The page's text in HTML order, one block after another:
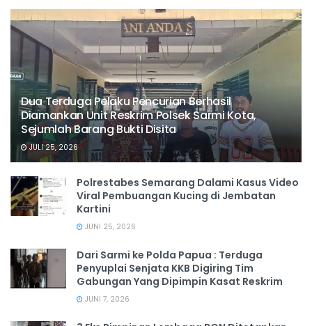
Dua Terduga Pelaku Pencurian Berhasil
Diamankan Unit Reskrim Polsek Sarmi Kota,
Sejumlah Barang Bukti Disita
JULI 25, 2026
Polrestabes Semarang Dalami Kasus Video
Viral Pembuangan Kucing di Jembatan
Kartini
JUNI 25, 2026
Dari Sarmi ke Polda Papua : Terduga
Penyuplai Senjata KKB Digiring Tim
Gabungan Yang Dipimpin Kasat Reskrim
JUNI 7, 2026